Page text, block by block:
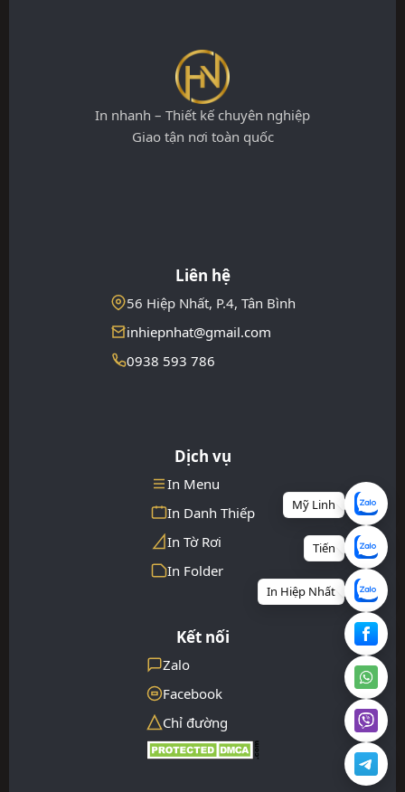
In nhanh – Thiết kế chuyên nghiệp
Giao tận nơi toàn quốc
Liên hệ
56 Hiệp Nhất, P.4, Tân Bình
inhiepnhat@gmail.com
0938 593 786
Dịch vụ
In Menu
In Danh Thiếp
In Tờ Rơi
In Folder
Kết nối
Zalo
Facebook
Chỉ đường
Mỹ Linh
Tiến
In Hiệp Nhất